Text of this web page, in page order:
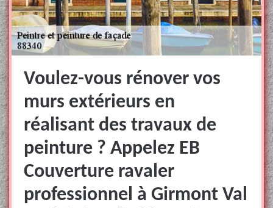
Voulez-vous rénover vos
murs extérieurs en
réalisant des travaux de
peinture ? Appelez EB
Couverture ravaler
professionnel à Girmont Val